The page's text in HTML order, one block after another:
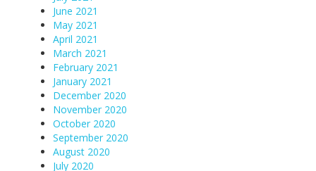
June 2021
May 2021
April 2021
March 2021
February 2021
January 2021
December 2020
November 2020
October 2020
September 2020
August 2020
July 2020